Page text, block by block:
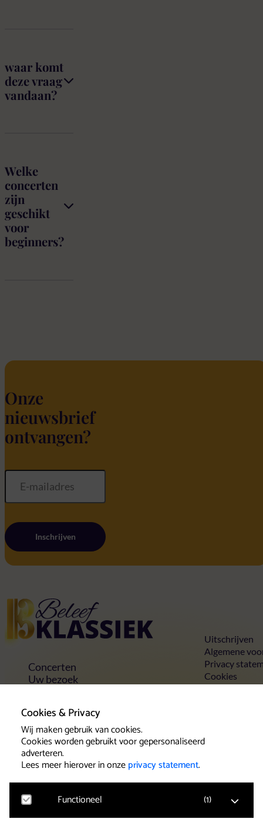
Cookies & Privacy
Wij maken gebruik van cookies.
Cookies worden gebruikt voor gepersonaliseerd
adverteren.
Lees meer hierover in onzeprivacy statement.
Functioneel (1)
waar komt
deze vraag
vandaan?
Welke
concerten
zijn
geschikt
voor
beginners?
Onze
nieuwsbrief
ontvangen?
Inschrijven
Concerten
Uw bezoek
Vrienden & voordelen
Contact
Klantenservice
Het team van Beleef Klassiek wil u als
Uitschrijven
Algemene
Privacy
Cookies